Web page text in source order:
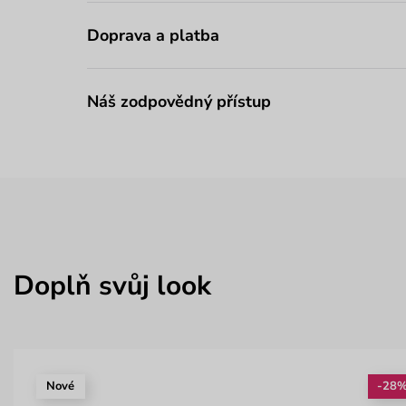
Doprava a platba
Náš zodpovědný přístup
Doplň svůj look
Nové -